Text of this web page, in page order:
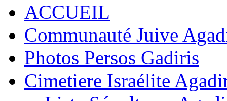
ACCUEIL
Communauté Juive
Photos Persos Gadiris
Cimetiere Israélite